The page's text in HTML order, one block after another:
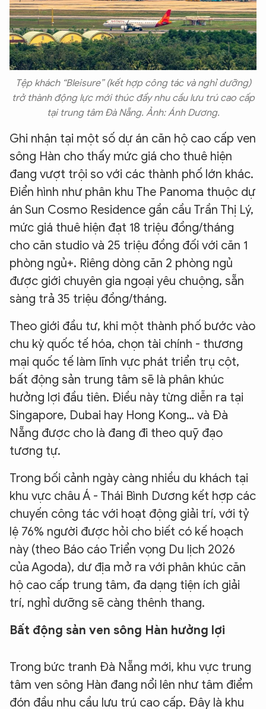
Tệp khách “Bleisure” (kết hợp công tác và nghỉ dưỡng)
trở thành động lực mới thúc đẩy nhu cầu lưu trú cao cấp
tại trung tâm Đà Nẵng. Ảnh: Ánh Dương.
Ghi nhận tại một số dự án căn hộ cao cấp ven
sông Hàn cho thấy mức giá cho thuê hiện
đang vượt trội so với các thành phố lớn khác.
Điển hình như phân khu The Panoma thuộc dự
án Sun Cosmo Residence gần cầu Trần Thị Lý,
mức giá thuê hiện đạt 18 triệu đồng/tháng
cho căn studio và 25 triệu đồng đối với căn 1
phòng ngủ+. Riêng dòng căn 2 phòng ngủ
được giới chuyên gia ngoại yêu chuộng, sẵn
sàng trả 35 triệu đồng/tháng.
Theo giới đầu tư, khi một thành phố bước vào
chu kỳ quốc tế hóa, chọn tài chính - thương
mại quốc tế làm lĩnh vực phát triển trụ cột,
bất động sản trung tâm sẽ là phân khúc
hưởng lợi đầu tiên. Điều này từng diễn ra tại
Singapore, Dubai hay Hong Kong… và Đà
Nẵng được cho là đang đi theo quỹ đạo
tương tự.
Trong bối cảnh ngày càng nhiều du khách tại
khu vực châu Á - Thái Bình Dương kết hợp các
chuyến công tác với hoạt động giải trí, với tỷ
lệ 76% người được hỏi cho biết có kế hoạch
này (theo Báo cáo Triển vọng Du lịch 2026
của Agoda), dư địa mở ra với phân khúc căn
hộ cao cấp trung tâm, đa dạng tiện ích giải
trí, nghỉ dưỡng sẽ càng thênh thang.
Bất động sản ven sông Hàn hưởng lợi
Trong bức tranh Đà Nẵng mới, khu vực trung
tâm ven sông Hàn đang nổi lên như tâm điểm
đón đầu nhu cầu lưu trú cao cấp. Đây là khu